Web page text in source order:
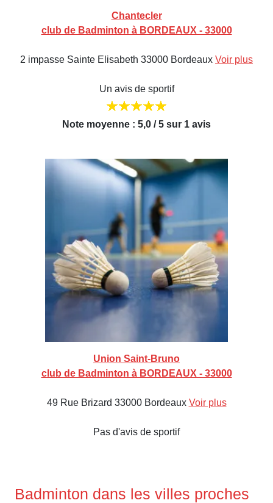
Chantecler
club de Badminton à BORDEAUX - 33000
2 impasse Sainte Elisabeth 33000 Bordeaux Voir plus
Un avis de sportif
Note moyenne : 5,0 / 5 sur 1 avis
Union Saint-Bruno
club de Badminton à BORDEAUX - 33000
49 Rue Brizard 33000 Bordeaux Voir plus
Pas d'avis de sportif
Badminton dans les villes proches